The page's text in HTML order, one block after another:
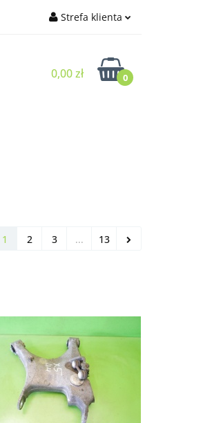
Strefa klienta
Zaloguj się
Zarejestruj się
0,00 zł 0
1 2 3 ... 13